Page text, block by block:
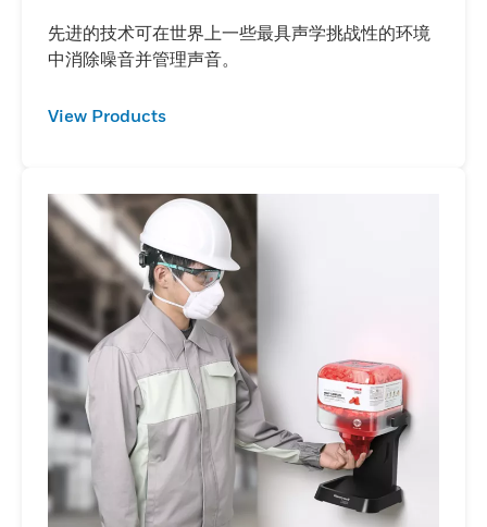
先进的技术可在世界上一些最具声学挑战性的环境
中消除噪音并管理声音。
View Products